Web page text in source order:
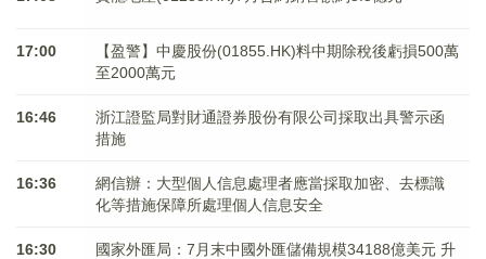
17:00
【盈警】中慶股份(01855.HK)料中期除稅後虧損500萬
至2000萬元
16:46
浙江證監局對財通證券股份有限公司採取出具警示函
措施
16:36
網信辦：大型個人信息處理者應當採取加密、去標識
化等措施保障所處理個人信息安全
16:30
國家外匯局：7月末中國外匯儲備規模34188億美元 升